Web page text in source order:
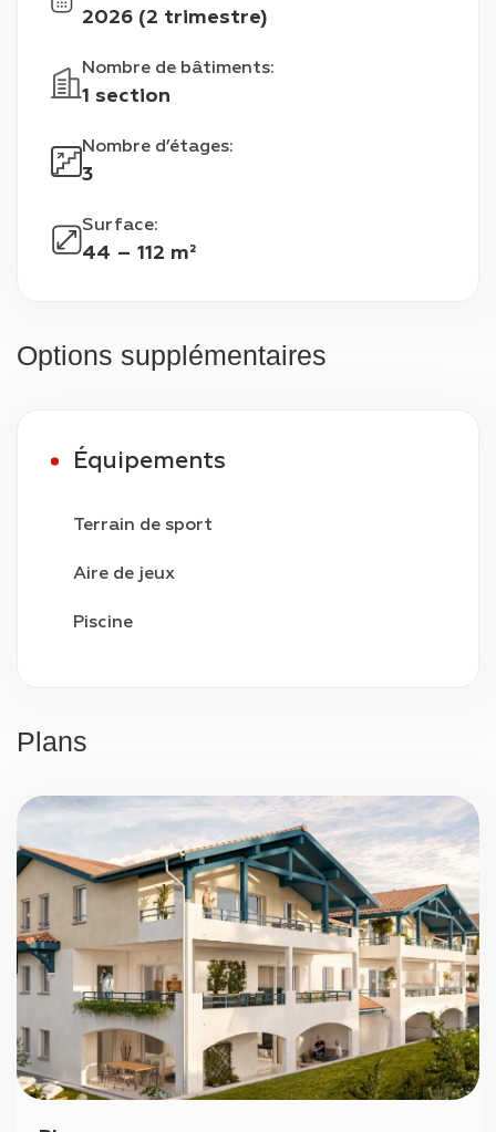
2026 (2 trimestre)
Nombre de bâtiments:
1 section
Nombre d’étages:
3
Surface:
44 – 112 m²
Options supplémentaires
Équipements
Terrain de sport
Aire de jeux
Piscine
Plans